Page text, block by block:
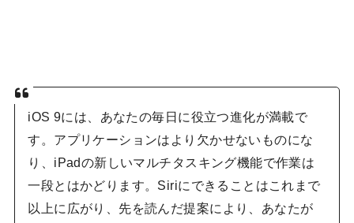
iOS 9には、あなたの毎日に役立つ進化が満載で
す。アプリケーションはより欠かせないものにな
り、iPadの新しいマルチタスキング機能で作業は
一段とはかどります。Siriにできることはこれまで
以上に広がり、先を読んだ提案により、あなたが